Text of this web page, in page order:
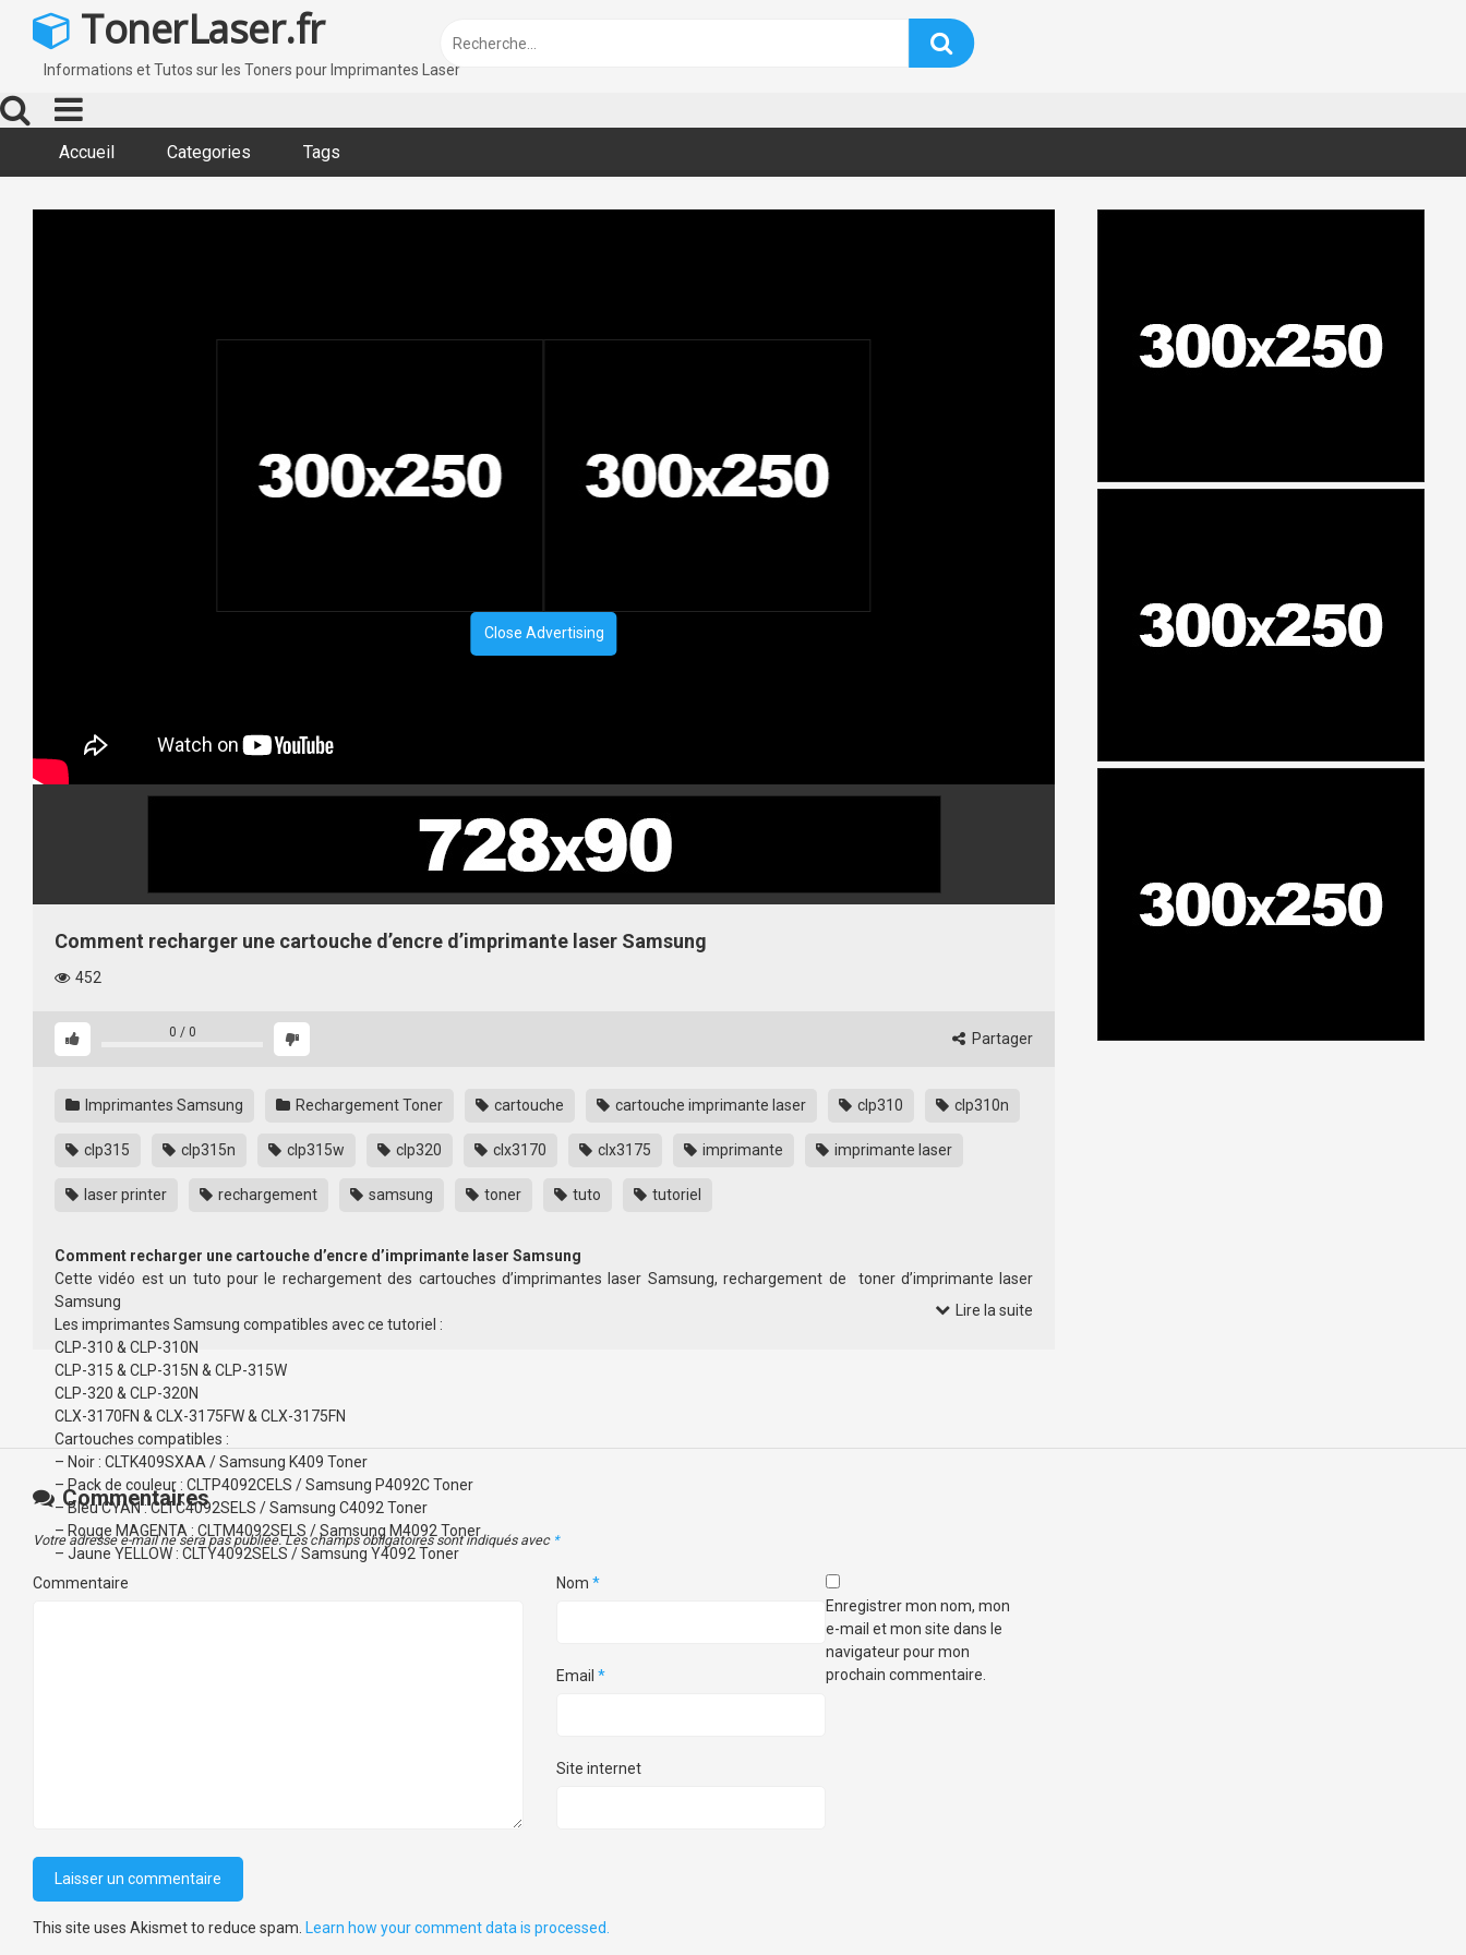
TonerLaser.fr
Informations et Tutos sur les Toners pour Imprimantes Laser
Accueil Categories Tags
Close Advertising
Comment recharger une cartouche d’encre d’imprimante laser Samsung
452
0 / 0 Partager
Imprimantes Samsung Rechargement Toner cartouche cartouche imprimante laser clp310 clp310n
clp315 clp315n clp315w clp320 clx3170 clx3175 imprimante imprimante laser
laser printer rechargement samsung toner tuto tutoriel
Comment recharger une cartouche d’encre d’imprimante laser Samsung
Cette vidéo est un tuto pour le rechargement des cartouches d’imprimantes laser Samsung, rechargement de toner d’imprimante laser
Samsung
Les imprimantes Samsung compatibles avec ce tutoriel :
CLP-310 & CLP-310N
CLP-315 & CLP-315N & CLP-315W
CLP-320 & CLP-320N
CLX-3170FN & CLX-3175FW & CLX-3175FN
Cartouches compatibles :
– Noir : CLTK409SXAA / Samsung K409 Toner
– Pack de couleur : CLTP4092CELS / Samsung P4092C Toner
– Bleu CYAN : CLTC4092SELS / Samsung C4092 Toner
– Rouge MAGENTA : CLTM4092SELS / Samsung M4092 Toner
– Jaune YELLOW : CLTY4092SELS / Samsung Y4092 Toner
Lire la suite
Commentaires
Votre adresse e-mail ne sera pas publiée. Les champs obligatoires sont indiqués avec *
Commentaire Nom *
Email *
Site internet
Enregistrer mon nom, mon
e-mail et mon site dans le
navigateur pour mon
prochain commentaire.
This site uses Akismet to reduce spam. Learn how your comment data is processed.